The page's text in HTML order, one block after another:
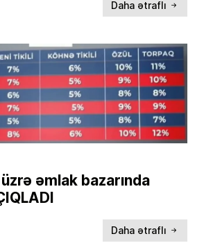
Daha ətraflı
əmlak bazarında
Daha ətraflı